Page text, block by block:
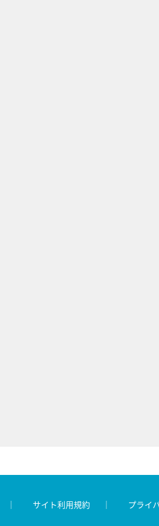
サイト利用規約 プライ